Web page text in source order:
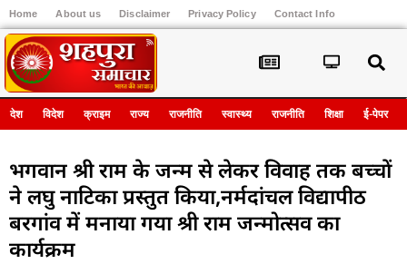
Home About us Disclaimer Privacy Policy Contact Info
देश विदेश क्राइम राज्य राजनीति स्वास्थ्य राजनीति शिक्षा ई-पेपर
भगवान श्री राम के जन्म से लेकर विवाह तक बच्चों
ने लघु नाटिका प्रस्तुत किया,नर्मदांचल विद्यापीठ
बरगांव में मनाया गया श्री राम जन्मोत्सव का
कार्यक्रम